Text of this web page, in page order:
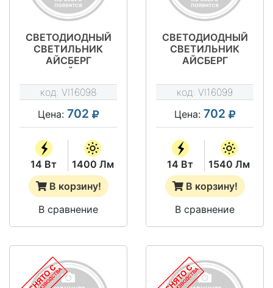
СВЕТОДИОДНЫЙ
СВЕТИЛЬНИК
АЙСБЕРГ
МАТОВЫЙ 1Х36 14
ВТ - VILED СС 03-У-
М-14-1190.65.15-4-
0-65
код: VI16098
Цена: 702
14 Вт
1400 Лм
В корзину!
В сравнение
СВЕТОДИОДНЫЙ
СВЕТИЛЬНИК
АЙСБЕРГ
- VILED СС 03-У-
А-14-1190.65.15-4-
0-65
код: VI16099
Цена: 702
14 Вт
1540 Лм
В корзину!
В сравнение